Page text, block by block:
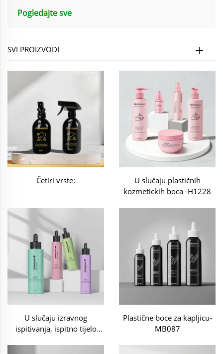
Pogledajte sve
SVI PROIZVODI
Četiri vrste:
U slučaju plastičnih
kozmetickih boca -H1228
U slučaju izravnog
ispitivanja, ispitno tijelo
Plastične boce za kapljicu-
MB087